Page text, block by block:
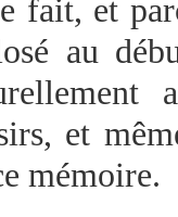
fait, et
au
et
mémoire.